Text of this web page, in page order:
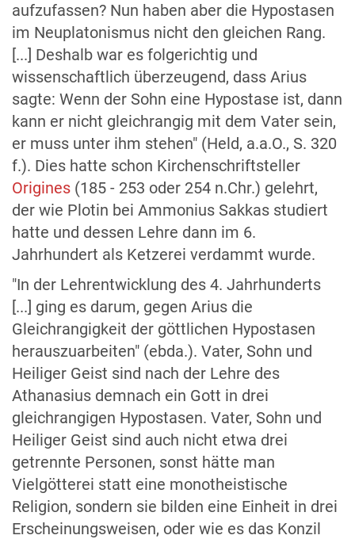
aufzufassen? Nun haben aber die Hypostasen
im Neuplatonismus nicht den gleichen Rang.
[...] Deshalb war es folgerichtig und
wissenschaftlich überzeugend, dass Arius
sagte: Wenn der Sohn eine Hypostase ist, dann
kann er nicht gleichrangig mit dem Vater sein,
er muss unter ihm stehen" (Held, a.a.O., S. 320
f.). Dies hatte schon Kirchenschriftsteller
Origines (185 - 253 oder 254 n.Chr.) gelehrt,
der wie Plotin bei Ammonius Sakkas studiert
hatte und dessen Lehre dann im 6.
Jahrhundert als Ketzerei verdammt wurde.
"In der Lehrentwicklung des 4. Jahrhunderts
[...] ging es darum, gegen Arius die
Gleichrangigkeit der göttlichen Hypostasen
herauszuarbeiten" (ebda.). Vater, Sohn und
Heiliger Geist sind nach der Lehre des
Athanasius demnach ein Gott in drei
gleichrangigen Hypostasen. Vater, Sohn und
Heiliger Geist sind auch nicht etwa drei
getrennte Personen, sonst hätte man
Vielgötterei statt eine monotheistische
Religion, sondern sie bilden eine Einheit in drei
Erscheinungsweisen, oder wie es das Konzil